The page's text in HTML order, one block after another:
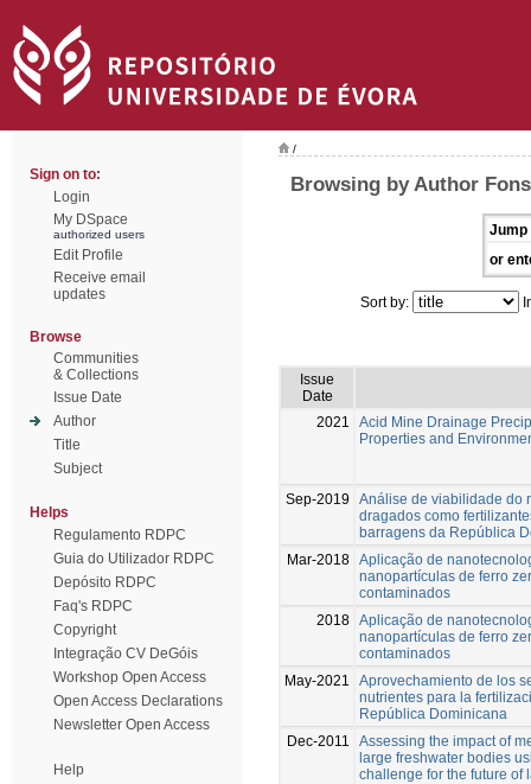
Sign on to:
Login
My DSpace
authorized users
Edit Profile
Receive email
updates
Browse
Communities
& Collections
Issue Date
Author
Title
Subject
Helps
Regulamento RDPC
Guia do Utilizador RDPC
Depósito RDPC
Faq's RDPC
Copyright
Integração CV DeGóis
Workshop Open Access
Open Access Declarations
Newsletter Open Access
Help
/
Browsing by Author
Jump
or
Sort by:
Issue
Date
2021
Acid Mine Drainage
Properties and
Sep-2019
Análise de viabilidade do
dragados como
barragens da República
Mar-2018 Aplicação de
nanopartículas de ferro
contaminados
2018 Aplicação de
nanopartículas de ferro
contaminados
May-2021
Aprovechamiento de los
nutrientes para la
República Dominicana
Dec-2011
Assessing the impact of
large freshwater bodies
challenge for the future of